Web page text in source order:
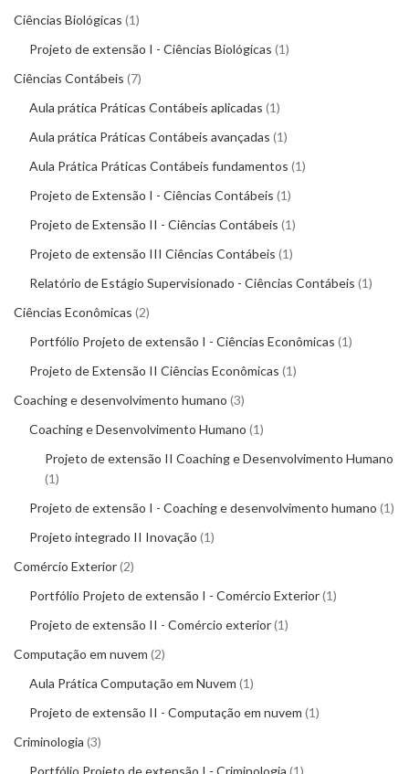
Ciências Biológicas 1
Projeto de extensão I - Ciências Biológicas 1
Ciências Contábeis 7
Aula prática Práticas Contábeis aplicadas 1
Aula prática Práticas Contábeis avançadas 1
Aula Prática Práticas Contábeis fundamentos 1
Projeto de Extensão I - Ciências Contábeis 1
Projeto de Extensão II - Ciências Contábeis 1
Projeto de extensão III Ciências Contábeis 1
Relatório de Estágio Supervisionado - Ciências Contábeis 1
Ciências Econômicas 2
Portfólio Projeto de extensão I - Ciências Econômicas 1
Projeto de Extensão II Ciências Econômicas 1
Coaching e desenvolvimento humano 3
Coaching e Desenvolvimento Humano 1
Projeto de extensão II Coaching e Desenvolvimento Humano
1
Projeto de extensão I - Coaching e desenvolvimento humano 1
Projeto integrado II Inovação 1
Comércio Exterior 2
Portfólio Projeto de extensão I - Comércio Exterior 1
Projeto de extensão II - Comércio exterior 1
Computação em nuvem 2
Aula Prática Computação em Nuvem 1
Projeto de extensão II - Computação em nuvem 1
Criminologia 3